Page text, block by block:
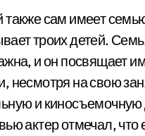
также сам имеет
троих детей.
и он посвящает
несмотря на свою
и киносъемочную
актер отмечал, что